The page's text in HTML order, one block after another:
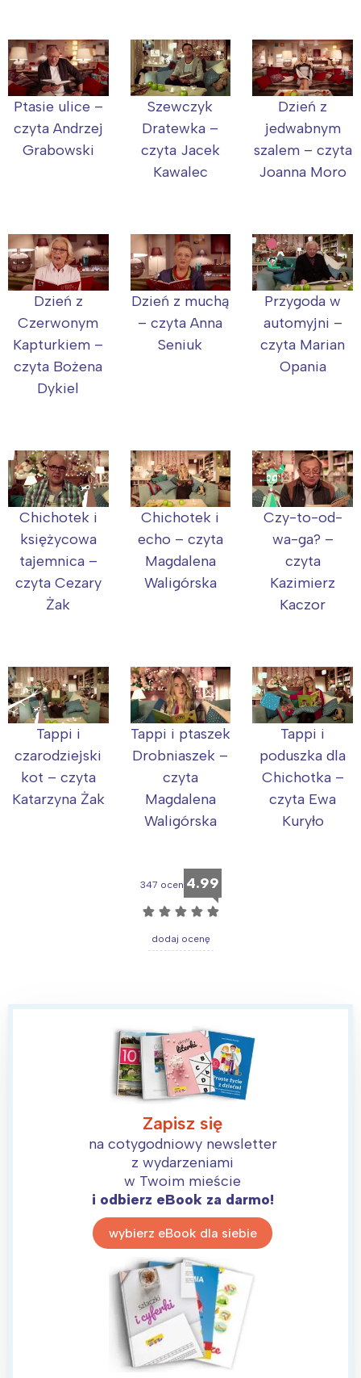
Ptasie ulice –
czyta Andrzej
Grabowski
Szewczyk
Dratewka –
czyta Jacek
Kawalec
Dzień z
jedwabnym
szalem – czyta
Joanna Moro
Dzień z
Czerwonym
Kapturkiem –
czyta Bożena
Dykiel
Dzień z muchą
– czyta Anna
Seniuk
Przygoda w
automyjni –
czyta Marian
Opania
Chichotek i
księżycowa
tajemnica –
czyta Cezary
Żak
Chichotek i
echo – czyta
Magdalena
Waligórska
Czy-to-od-
wa-ga? –
czyta
Kazimierz
Kaczor
Tappi i
czarodziejski
kot – czyta
Katarzyna Żak
Tappi i ptaszek
Drobniaszek –
czyta
Magdalena
Waligórska
Tappi i
poduszka dla
Chichotka –
czyta Ewa
Kuryło
347 ocen 4.99
☆ ☆ ☆ ☆ ☆
dodaj ocenę
Zapisz się
na cotygodniowy newsletter
z wydarzeniami
w Twoim mieście
i odbierz eBook za darmo!
wybierz eBook dla siebie
Interesują mnie wydarzenia z
tego regionu:
Warszawa
Łódź
Trójmiasto
Wybieram